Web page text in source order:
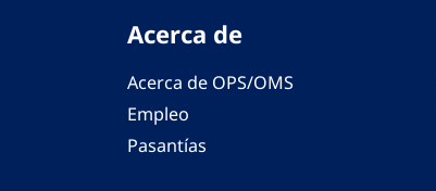
Acerca de
Acerca de OPS/OMS
Empleo
Pasantías